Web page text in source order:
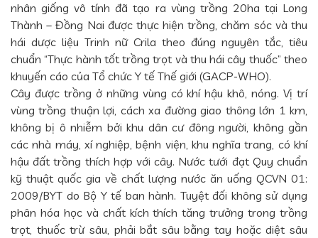
nhân giống vô tính đã tạo ra vùng trồng 20ha tại Long
Thành – Đồng Nai được thực hiện trồng, chăm sóc và thu
hái dược liệu Trinh nữ Crila theo đúng nguyên tắc, tiêu
chuẩn “Thực hành tốt trồng trọt và thu hái cây thuốc” theo
khuyến cáo của Tổ chức Y tế Thế giới (GACP-WHO).
Cây được trồng ở những vùng có khí hậu khô, nóng. Vị trí
vùng trồng thuận lợi, cách xa đường giao thông lớn 1 km,
không bị ô nhiễm bởi khu dân cư đông người, không gần
các nhà máy, xí nghiệp, bệnh viện, khu nghĩa trang, có khí
hậu đất trồng thích hợp với cây. Nước tưới đạt Quy chuẩn
kỹ thuật quốc gia về chất lượng nước ăn uống QCVN 01:
2009/BYT do Bộ Y tế ban hành. Tuyệt đối không sử dụng
phân hóa học và chất kích thích tăng trưởng trong trồng
trọt, thuốc trừ sâu, phải bắt sâu bằng tay hoặc diệt sâu